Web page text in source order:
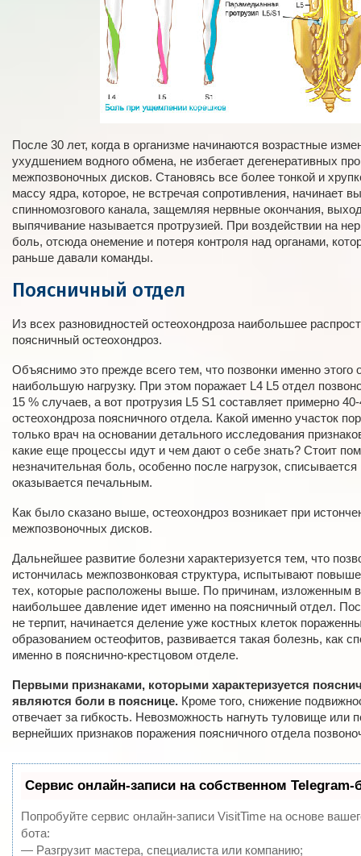
После 30 лет, когда в организме начинаются возрастные
ухудшением водного обмена, не избегает дегенеративных
межпозвоночных дисков. Становясь все более тонкой и
массу ядра, которое, не встречая сопротивления, начинает
спинномозгового канала, защемляя нервные окончания,
выпячивание называется протрузией. При воздействии на
боль, отсюда онемение и потеря контроля над органами,
раньше давали команды.
Поясничный отдел
Из всех разновидностей остеохондроза наибольшее
поясничный остеохондроз.
Объяснимо это прежде всего тем, что позвонки именно этого
наибольшую нагрузку. При этом поражает L4 L5 отдел
15 % случаев, а вот протрузия L5 S1 составляет примерно
остеохондроза поясничного отдела. Какой именно участок
только врач на основании детального исследования
какие еще процессы идут и чем дают о себе знать? Стоит
незначительная боль, особенно после нагрузок, списывается
оказывается печальным.
Как было сказано выше, остеохондроз возникает при
межпозвоночных дисков.
Дальнейшее развитие болезни характеризуется тем, что
истончилась межпозвонковая структура, испытывают
тех, которые расположены выше. По причинам, изложенным
наибольшее давление идет именно на поясничный отдел.
не терпит, начинается деление уже костных клеток
образованием остеофитов, развивается такая болезнь, как
именно в пояснично-крестцовом отделе.
Первыми признаками, которыми характеризуется
являются боли в пояснице. Кроме того, снижение
отвечает за гибкость. Невозможность нагнуть туловище или
вернейших признаков поражения поясничного отдела
Сервис онлайн-записи на собственном Telegram-
Попробуйте сервис онлайн-записи VisitTime на основе
бота:
— Разгрузит мастера, специалиста или компанию;